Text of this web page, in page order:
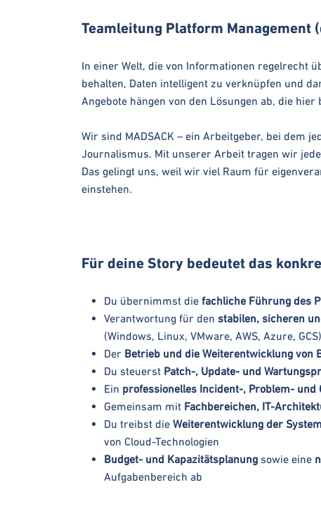
Teamleitung Platform Management
In einer Welt, die von Informationen regelrecht
behalten, Daten intelligent zu verknüpfen und
Angebote hängen von den Lösungen ab, die hier
Wir sind MADSACK – ein Arbeitgeber, bei dem
Journalismus. Mit unserer Arbeit tragen wir
Das gelingt uns, weil wir viel Raum für
einstehen.
Für deine Story bedeutet das
Du übernimmst die fachliche Führung des
Verantwortung für den stabilen, sicheren
(Windows, Linux, VMware, AWS, Azure, GCS)
Der Betrieb und die Weiterentwicklung
Du steuerst Patch-, Update- und
Ein professionelles Incident-, Problem- und
Gemeinsam mit Fachbereichen, IT-
Du treibst die Weiterentwicklung der
von Cloud-Technologien
Budget- und Kapazitätsplanung sowie eine
Aufgabenbereich ab